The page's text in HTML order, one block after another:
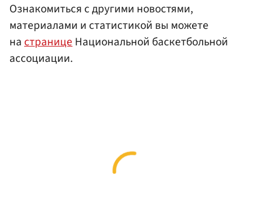
Ознакомиться с другими новостями,
материалами и статистикой вы можете
настраницеНациональной баскетбольной
ассоциации.